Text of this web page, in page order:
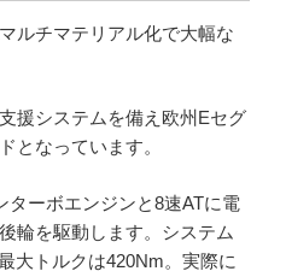
ルチマテリアル化で大幅な
援システムを備え欧州Eセグ
となっています。
ターボエンジンと8速ATに電
輪を駆動します。システム
大トルクは420Nm。実際に